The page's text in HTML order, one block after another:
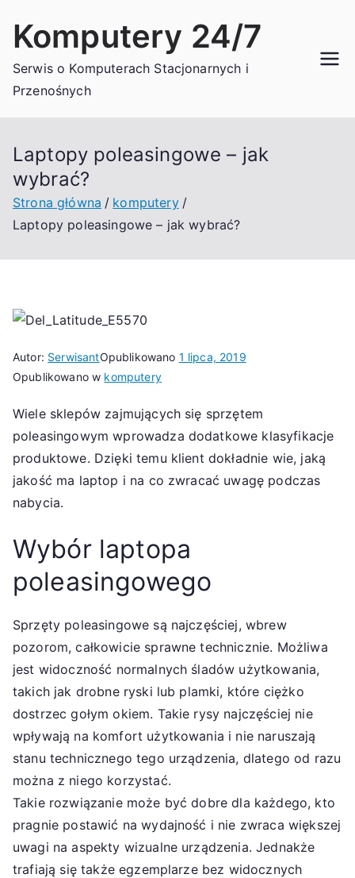
Komputery 24/7
Serwis o Komputerach Stacjonarnych i
Przenośnych
Laptopy poleasingowe – jak
wybrać?
Strona główna
komputery
Laptopy poleasingowe – jak wybrać?
Autor: SerwisantOpublikowano 1 lipca, 2019
Opublikowano w komputery
Wiele sklepów zajmujących się sprzętem
poleasingowym wprowadza dodatkowe klasyfikacje
produktowe. Dzięki temu klient dokładnie wie, jaką
jakość ma laptop i na co zwracać uwagę podczas
nabycia.
Wybór laptopa
poleasingowego
Sprzęty poleasingowe są najczęściej, wbrew
pozorom, całkowicie sprawne technicznie. Możliwa
jest widoczność normalnych śladów użytkowania,
takich jak drobne ryski lub plamki, które ciężko
dostrzec gołym okiem. Takie rysy najczęściej nie
wpływają na komfort użytkowania i nie naruszają
stanu technicznego tego urządzenia, dlatego od razu
można z niego korzystać.
Takie rozwiązanie może być dobre dla każdego, kto
pragnie postawić na wydajność i nie zwraca większej
uwagi na aspekty wizualne urządzenia. Jednakże
trafiają się także egzemplarze bez widocznych